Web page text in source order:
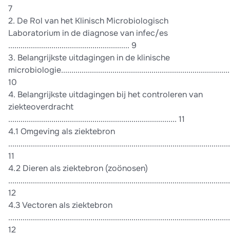
7
2. De Rol van het Klinisch Microbiologisch
Laboratorium in de diagnose van infec/es
........................................................... 9
3. Belangrijkste uitdagingen in de klinische
10
4. Belangrijkste uitdagingen bij het controleren van
ziekteoverdracht
.................................................................................. 11
4.1 Omgeving als ziektebron
11
4.2 Dieren als ziektebron (zoönosen)
12
4.3 Vectoren als ziektebron
12